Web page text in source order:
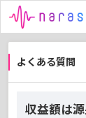
よくある質問
収益額は